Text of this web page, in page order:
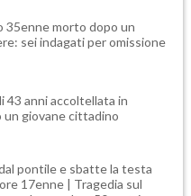
35enne morto dopo un
sei indagati per omissione
43 anni accoltellata in
un giovane cittadino
pontile e sbatte la testa
17enne | Tragedia sul